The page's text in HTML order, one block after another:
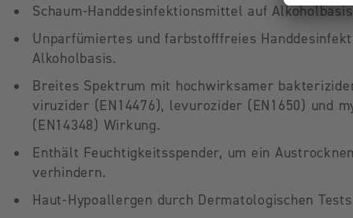
Schaum-Handdesinfektionsmittel auf
Unparfümiertes und farbstofffreies
Alkoholbasis.
Breites Spektrum mit hochwirksamer
viruzider (EN14476), levurozider (EN1650) und
(EN14348) Wirkung.
Enthält Feuchtigkeitsspender, um ein
verhindern.
Haut-Hypoallergen durch Dermatologischen